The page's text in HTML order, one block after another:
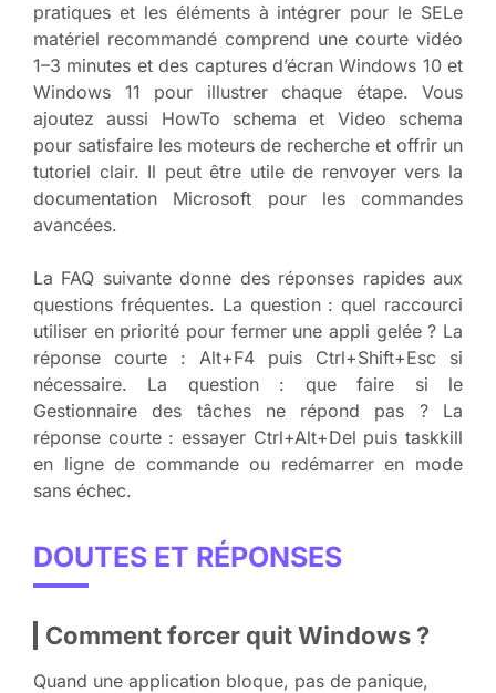
pratiques et les éléments à intégrer pour le SELe
matériel recommandé comprend une courte vidéo
1–3 minutes et des captures d’écran Windows 10 et
Windows 11 pour illustrer chaque étape. Vous
ajoutez aussi HowTo schema et Video schema
pour satisfaire les moteurs de recherche et offrir un
tutoriel clair. Il peut être utile de renvoyer vers la
documentation Microsoft pour les commandes
avancées.
La FAQ suivante donne des réponses rapides aux
questions fréquentes. La question : quel raccourci
utiliser en priorité pour fermer une appli gelée ? La
réponse courte : Alt+F4 puis Ctrl+Shift+Esc si
nécessaire. La question : que faire si le
Gestionnaire des tâches ne répond pas ? La
réponse courte : essayer Ctrl+Alt+Del puis taskkill
en ligne de commande ou redémarrer en mode
sans échec.
DOUTES ET RÉPONSES
Comment forcer quit Windows ?
Quand une application bloque, pas de panique,